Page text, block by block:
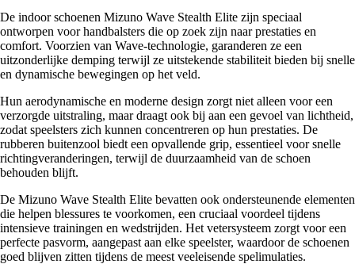
De indoor schoenen Mizuno Wave Stealth Elite zijn speciaal
ontworpen voor handbalsters die op zoek zijn naar prestaties en
comfort. Voorzien van Wave-technologie, garanderen ze een
uitzonderlijke demping terwijl ze uitstekende stabiliteit bieden bij snelle
en dynamische bewegingen op het veld.
Hun aerodynamische en moderne design zorgt niet alleen voor een
verzorgde uitstraling, maar draagt ook bij aan een gevoel van lichtheid,
zodat speelsters zich kunnen concentreren op hun prestaties. De
rubberen buitenzool biedt een opvallende grip, essentieel voor snelle
richtingveranderingen, terwijl de duurzaamheid van de schoen
behouden blijft.
De Mizuno Wave Stealth Elite bevatten ook ondersteunende elementen
die helpen blessures te voorkomen, een cruciaal voordeel tijdens
intensieve trainingen en wedstrijden. Het vetersysteem zorgt voor een
perfecte pasvorm, aangepast aan elke speelster, waardoor de schoenen
goed blijven zitten tijdens de meest veeleisende spelimulaties.